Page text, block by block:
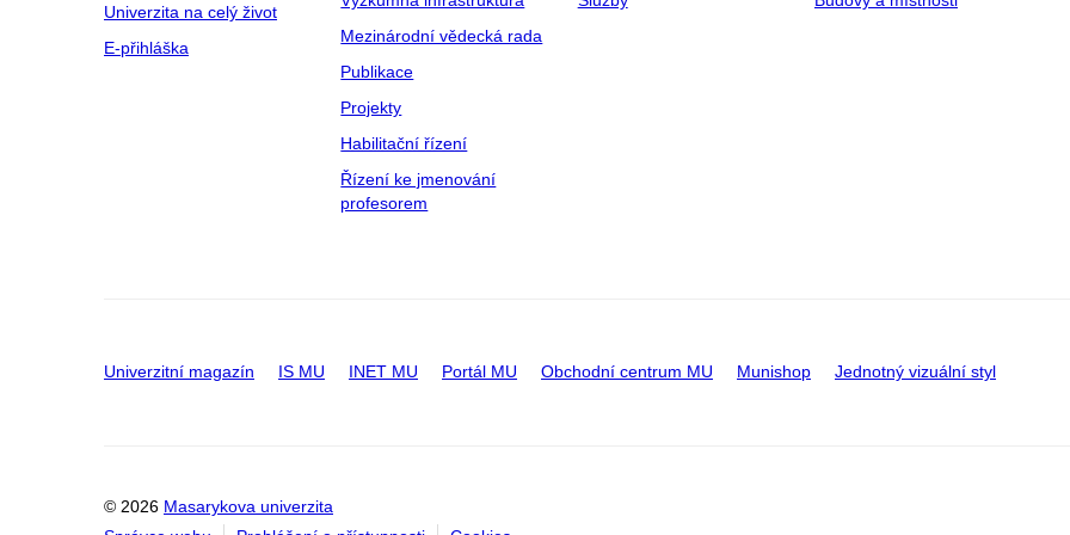
Univerzita na celý život
E-přihláška
Mezinárodní vědecká rada
Publikace
Projekty
Habilitační řízení
Řízení ke jmenování
profesorem
Univerzitní magazín IS MU INET MU Portál MU Obchodní centrum MU Munishop Jednotný vizuální styl
© 2026 Masarykova univerzita